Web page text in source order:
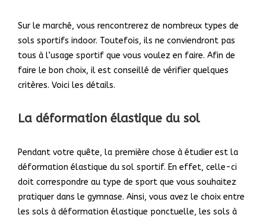
Sur le marché, vous rencontrerez de nombreux types de
sols sportifs indoor. Toutefois, ils ne conviendront pas
tous à l’usage sportif que vous voulez en faire. Afin de
faire le bon choix, il est conseillé de vérifier quelques
critères. Voici les détails.
La déformation élastique du sol
Pendant votre quête, la première chose à étudier est la
déformation élastique du sol sportif. En effet, celle-ci
doit correspondre au type de sport que vous souhaitez
pratiquer dans le gymnase. Ainsi, vous avez le choix entre
les sols à déformation élastique ponctuelle, les sols à